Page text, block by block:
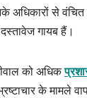
से वंचित
गायब हैं।
को अधिक
के मामले